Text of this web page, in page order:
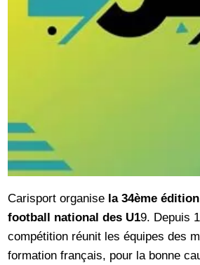
Carisport organise la 34ème
football national des U19. Depuis
compétition réunit les équipes des
formation français, pour la bonne